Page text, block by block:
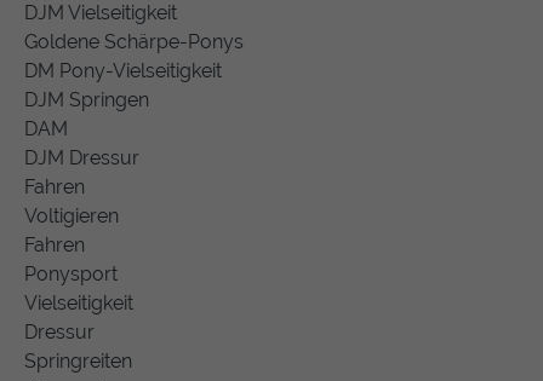
DJM Vielseitigkeit
Goldene Schärpe-Ponys
DM Pony-Vielseitigkeit
DJM Springen
DAM
DJM Dressur
Fahren
Voltigieren
Fahren
Ponysport
Vielseitigkeit
Dressur
Springreiten